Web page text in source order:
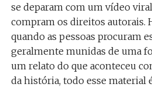
se deparam com um vídeo
compram os direitos autorais.
quando as pessoas procuram
geralmente munidas de uma
um relato do que aconteceu
da história, todo esse material